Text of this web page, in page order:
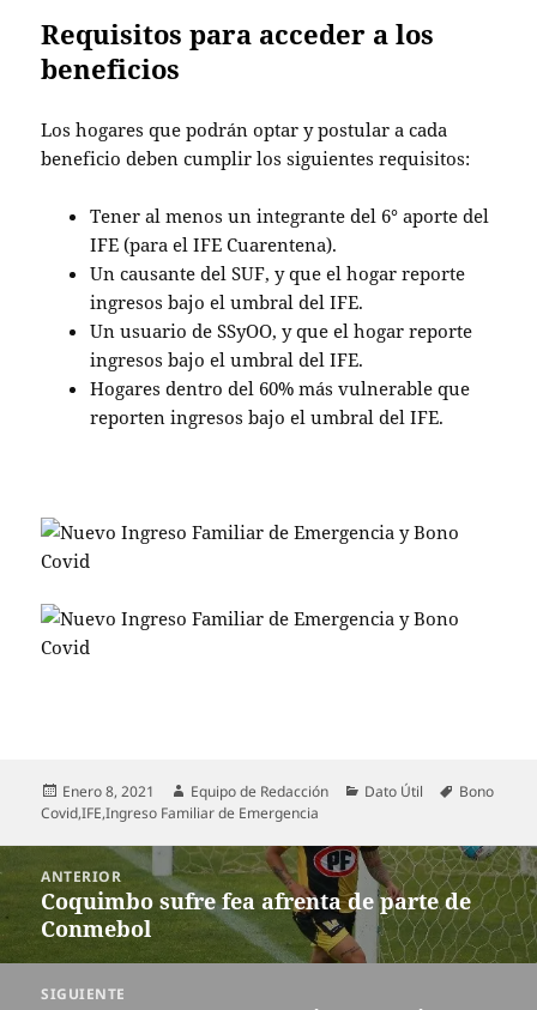
Requisitos para acceder a los
beneficios
Los hogares que podrán optar y postular a cada
beneficio deben cumplir los siguientes requisitos:
Tener al menos un integrante del 6° aporte del
IFE (para el IFE Cuarentena).
Un causante del SUF, y que el hogar reporte
ingresos bajo el umbral del IFE.
Un usuario de SSyOO, y que el hogar reporte
ingresos bajo el umbral del IFE.
Hogares dentro del 60% más vulnerable que
reporten ingresos bajo el umbral del IFE.
Publicado
el
Enero 8, 2021 Autor
Equipo de Redacción Categorías
Dato Útil Etiquetas
Bono
Covid,IFE,Ingreso Familiar de Emergencia
entradas
ANTERIOR
Entrada
anterior:
Coquimbo sufre fea afrenta de parte de
Conmebol
SIGUIENTE